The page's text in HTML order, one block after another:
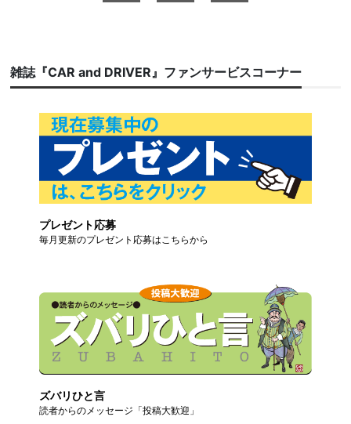
雑誌『CAR and DRIVER』ファンサービスコーナー
プレゼント応募
毎月更新のプレゼント応募はこちらから
ズバリひと言
読者からのメッセージ「投稿大歓迎」